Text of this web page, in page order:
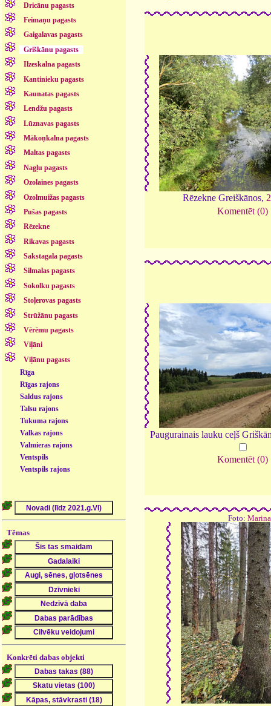
Dricānu pagasts
Feimaņu pagasts
Gaigalavas pagasts
Griškānu pagasts
Ilzeskalna pagasts
Kantinieku pagasts
Kaunatas pagasts
Lendžu pagasts
Lūznavas pagasts
Mākoņkalna pagasts
Maltas pagasts
Nagļu pagasts
Ozolaines pagasts
Ozolmuižas pagasts
Pušas pagasts
Rēzekne
Rikavas pagasts
Sakstagala pagasts
Silmalas pagasts
Sokolku pagasts
Stoļerovas pagasts
Strūžānu pagasts
Vērēmu pagasts
Viļāni
Viļānu pagasts
Rīga
Rīgas rajons
Saldus rajons
Talsu rajons
Tukuma rajons
Valkas rajons
Valmieras rajons
Ventspils
Ventspils rajons
Tēmas
Konkrēti dabas objekti
Rēzekne Greiškānos,
Komentēt (0)
Paugurainais lauku ceļš
Komentēt (0)
Foto: